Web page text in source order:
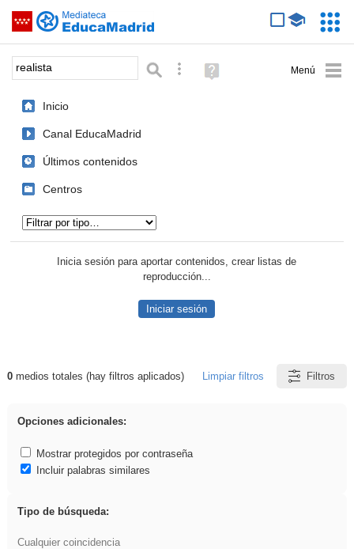
Saltar navegación
Palabra o frase: Búsqueda avanzada
Ayuda
(en
Inicio
Canal EducaMadrid
Últimos contenidos
Centros
Inicia sesión para aportar contenidos, crear listas de
reproducción...
Iniciar sesión
Resultados de: realista
0medios totales (hay filtros aplicados) Limpiar filtros Filtros
Opciones adicionales:
Mostrar protegidos por contraseña
Incluir palabras similares
Tipo de búsqueda:
Cualquier coincidencia